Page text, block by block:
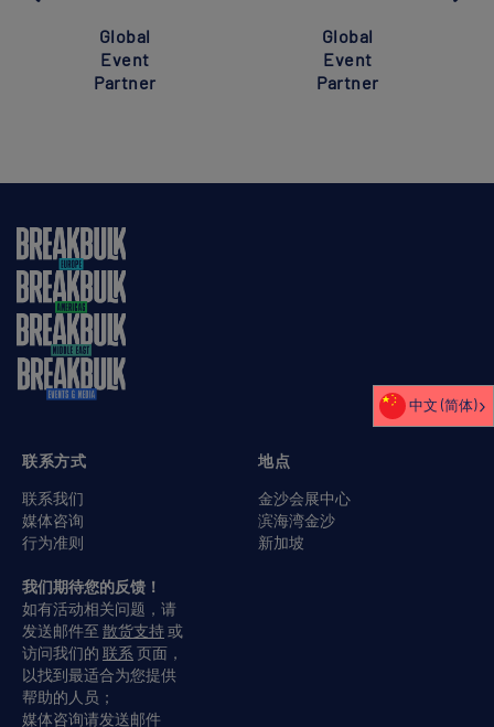
Global
Event
Partner
Global
Event
Partner
地点
金沙会展中心
滨海湾金沙
新加坡
联系方式
联系我们
媒体咨询
行为准则
我们期待您的反馈！
如有活动相关问题，请
发送邮件至 散货支持或
访问我们的 联系 页面，
以找到最适合为您提供
帮助的人员；
媒体咨询请发送邮件
中文 (简体)